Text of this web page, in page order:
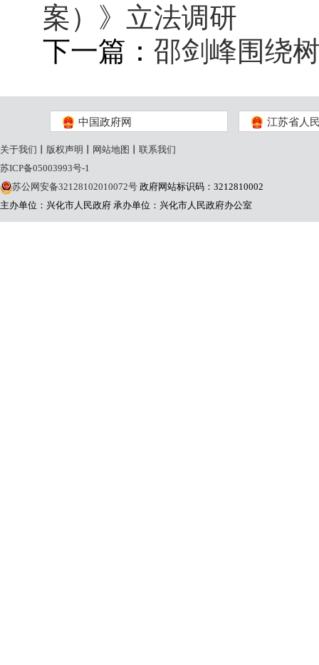
案）》立法调研
下一篇： 邵剑峰围绕
中国政府网 江苏省人
关于我们 版权声明 网站地图
联系我们
苏ICP备05003993号-1
苏公网安备32128102010072号 政府网站标识码：3212810002
主办单位：兴化市人民政府 承办单位：兴化市人民政府办公室